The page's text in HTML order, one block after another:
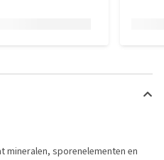
sporenelementen en